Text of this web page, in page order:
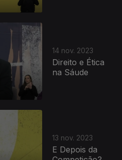
14 nov. 2023
Direito e Ética
na Sáude
13 nov. 2023
E Depois da